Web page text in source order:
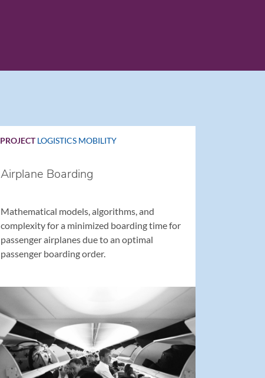
PROJECT LOGISTICS MOBILITY
Airplane Boarding
Mathematical models, algorithms, and
complexity for a minimized boarding time for
passenger airplanes due to an optimal
passenger boarding order.